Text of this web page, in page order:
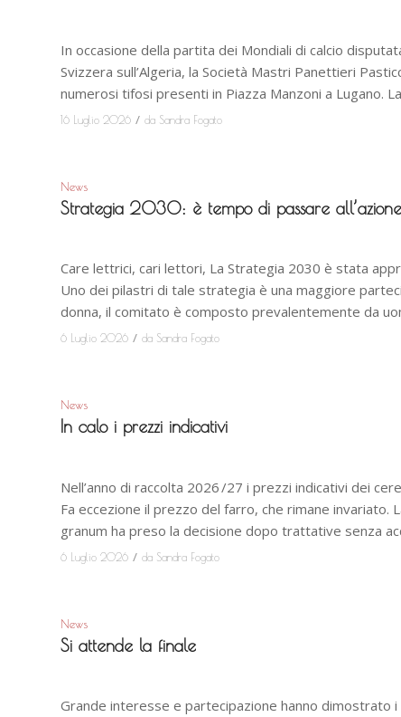
In occasione della partita dei Mondiali di calcio
Svizzera sull’Algeria, la Società Mastri Panettieri
numerosi tifosi presenti in Piazza Manzoni a Lugano.
16 Luglio 2026 / da Sandra Fogato
News
Strategia 2030: è tempo di passare all’azione
Care lettrici, cari lettori, La Strategia 2030 è stata
Uno dei pilastri di tale strategia è una maggiore
donna, il comitato è composto prevalentemente da
6 Luglio 2026 / da Sandra Fogato
News
In calo i prezzi indicativi
Nell’anno di raccolta 2026 /27 i prezzi indicativi dei
Fa eccezione il prezzo del farro, che rimane invariato.
granum ha preso la decisione dopo trattative senza
6 Luglio 2026 / da Sandra Fogato
News
Si attende la finale
Grande interesse e partecipazione hanno dimostrato